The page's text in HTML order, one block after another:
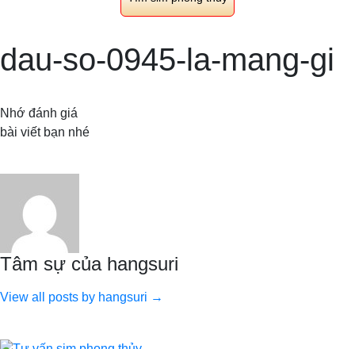
dau-so-0945-la-mang-gi
Nhớ đánh giá
bài viết bạn nhé
Tâm sự của hangsuri
View all posts by hangsuri →